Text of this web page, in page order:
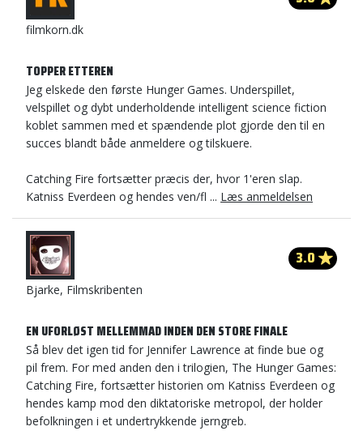
filmkorn.dk
TOPPER ETTEREN
Jeg elskede den første Hunger Games. Underspillet,
velspillet og dybt underholdende intelligent science fiction
koblet sammen med et spændende plot gjorde den til en
succes blandt både anmeldere og tilskuere.
Catching Fire fortsætter præcis der, hvor 1'eren slap.
Katniss Everdeen og hendes ven/fl ... Læs anmeldelsen
Bjarke, Filmskribenten
3.0
EN UFORLØST MELLEMMAD INDEN DEN STORE FINALE
Så blev det igen tid for Jennifer Lawrence at finde bue og
pil frem. For med anden den i trilogien, The Hunger Games:
Catching Fire, fortsætter historien om Katniss Everdeen og
hendes kamp mod den diktatoriske metropol, der holder
befolkningen i et undertrykkende jerngreb.